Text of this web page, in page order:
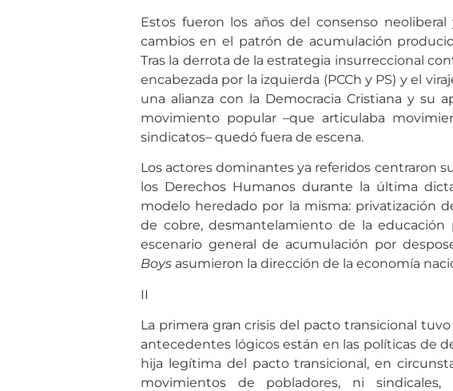
Estos fueron los años del consenso
cambios en el patrón de acumulación
Tras la derrota de la estrategia insurreccional
encabezada por la izquierda (PCCh y PS) y el
una alianza con la Democracia Cristiana y su
movimiento popular –que articulaba
sindicatos– quedó fuera de escena.
Los actores dominantes ya referidos centraron
los Derechos Humanos durante la última
modelo heredado por la misma: privatización
de cobre, desmantelamiento de la
escenario general de acumulación por
Boysasumieron la dirección de la economía
II
La primera gran crisis del pacto transicional
antecedentes lógicos están en las políticas de
hija legítima del pacto transicional, en
movimientos de pobladores, ni